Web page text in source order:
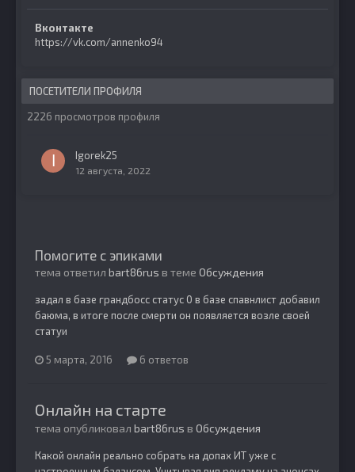
Вконтакте
https://vk.com/annenko94
ПОСЕТИТЕЛИ ПРОФИЛЯ
2226 просмотров профиля
Igorek25
12 августа, 2022
Помогите с эпиками
тема ответил bart86rus в теме Обсуждения
задал в базе грандбосс статус 0 в базе спавнлист добавил
баюма, в итоге после смерти он появляется возле своей
статуи
5 марта, 2016 6 ответов
Онлайн на старте
тема опубликовал bart86rus в Обсуждения
Какой онлайн реально собрать на допах ИТ уже с